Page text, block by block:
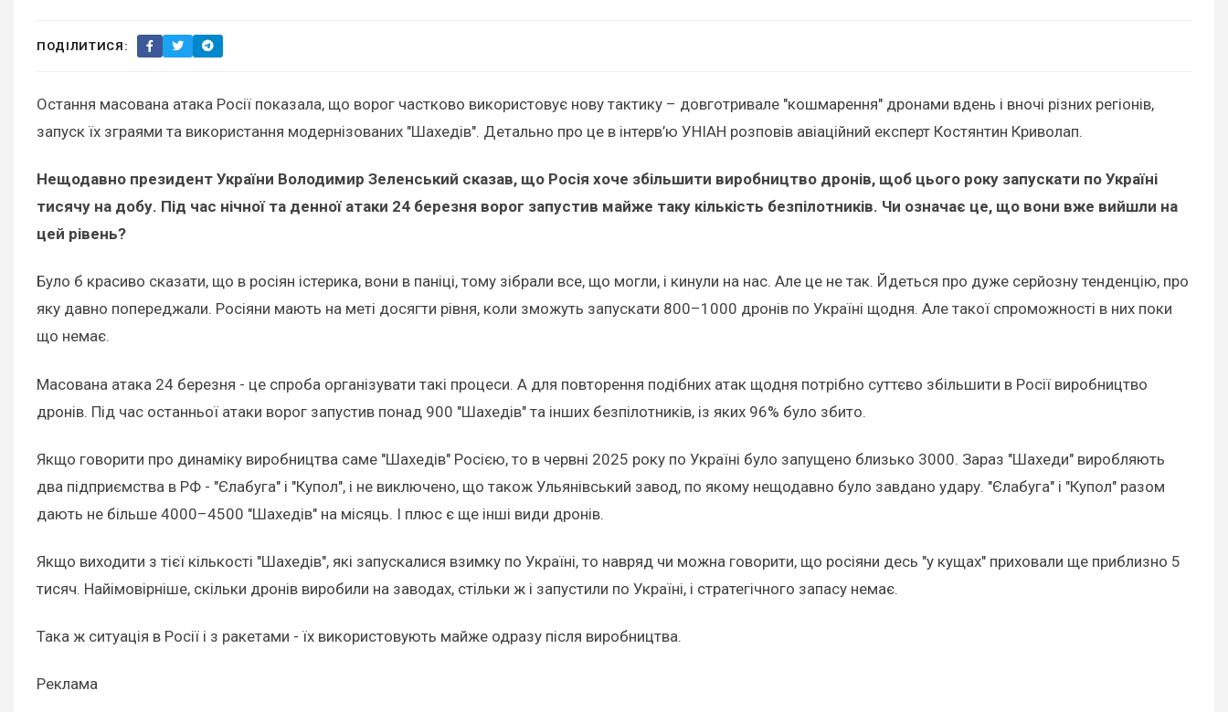
ПОДІЛИТИСЯ:
Остання масована атака Росії показала, що ворог частково використовує нову тактику – довготривале "кошмарення" дронами вдень і вночі різних регіонів,
запуск їх зграями та використання модернізованих "Шахедів". Детально про це в інтерв’ю УНІАН розповів авіаційний експерт Костянтин Криволап.
Нещодавно президент України Володимир Зеленський сказав, що Росія хоче збільшити виробництво дронів, щоб цього року запускати по Україні
тисячу на добу. Під час нічної та денної атаки 24 березня ворог запустив майже таку кількість безпілотників. Чи означає це, що вони вже вийшли на
цей рівень?
Було б красиво сказати, що в росіян істерика, вони в паніці, тому зібрали все, що могли, і кинули на нас. Але це не так. Йдеться про дуже серйозну тенденцію, про
яку давно попереджали. Росіяни мають на меті досягти рівня, коли зможуть запускати 800–1000 дронів по Україні щодня. Але такої спроможності в них поки
що немає.
Масована атака 24 березня - це спроба організувати такі процеси. А для повторення подібних атак щодня потрібно суттєво збільшити в Росії виробництво
дронів. Під час останньої атаки ворог запустив понад 900 "Шахедів" та інших безпілотників, із яких 96% було збито.
Якщо говорити про динаміку виробництва саме "Шахедів" Росією, то в червні 2025 року по Україні було запущено близько 3000. Зараз "Шахеди" виробляють
два підприємства в РФ - "Єлабуга" і "Купол", і не виключено, що також Ульянівський завод, по якому нещодавно було завдано удару. "Єлабуга" і "Купол" разом
дають не більше 4000–4500 "Шахедів" на місяць. І плюс є ще інші види дронів.
Якщо виходити з тієї кількості "Шахедів", які запускалися взимку по Україні, то навряд чи можна говорити, що росіяни десь "у кущах" приховали ще приблизно 5
тисяч. Найімовірніше, скільки дронів виробили на заводах, стільки ж і запустили по Україні, і стратегічного запасу немає.
Така ж ситуація в Росії і з ракетами - їх використовують майже одразу після виробництва.
Реклама